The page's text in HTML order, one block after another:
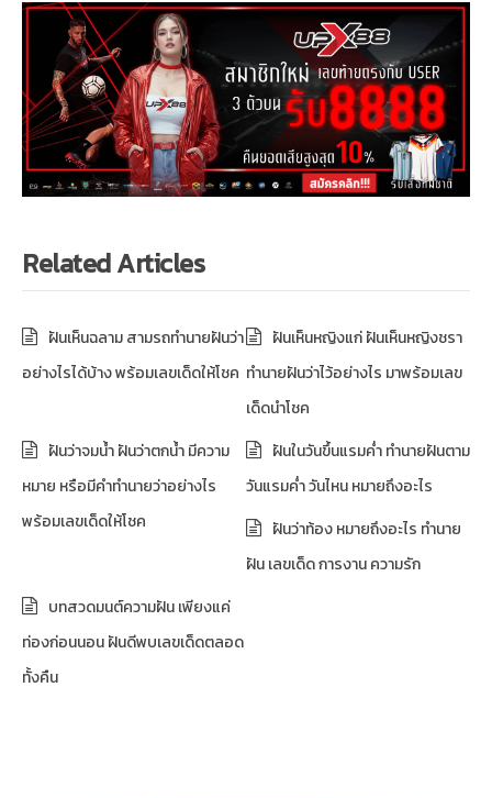
Related Articles
ฝันเห็นฉลาม สามรถทำนายฝันว่า
อย่างไรได้บ้าง พร้อมเลขเด็ดให้โชค
ฝันเห็นหญิงแก่ ฝันเห็นหญิงชรา
ทำนายฝันว่าไว้อย่างไร มาพร้อมเลข
เด็ดนำโชค
ฝันว่าจมน้ำ ฝันว่าตกน้ำ มีความ
หมาย หรือมีคำทำนายว่าอย่างไร
พร้อมเลขเด็ดให้โชค
ฝันในวันขึ้นแรมค่ำ ทำนายฝันตาม
วันแรมค่ำ วันไหน หมายถึงอะไร
ฝันว่าท้อง หมายถึงอะไร ทำนาย
ฝัน เลขเด็ด การงาน ความรัก
บทสวดมนต์ความฝัน เพียงแค่
ท่องก่อนนอน ฝันดีพบเลขเด็ดตลอด
ทั้งคืน